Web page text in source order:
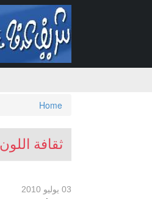
You
are
here
Home
ثقافة
03 يوليو 2010